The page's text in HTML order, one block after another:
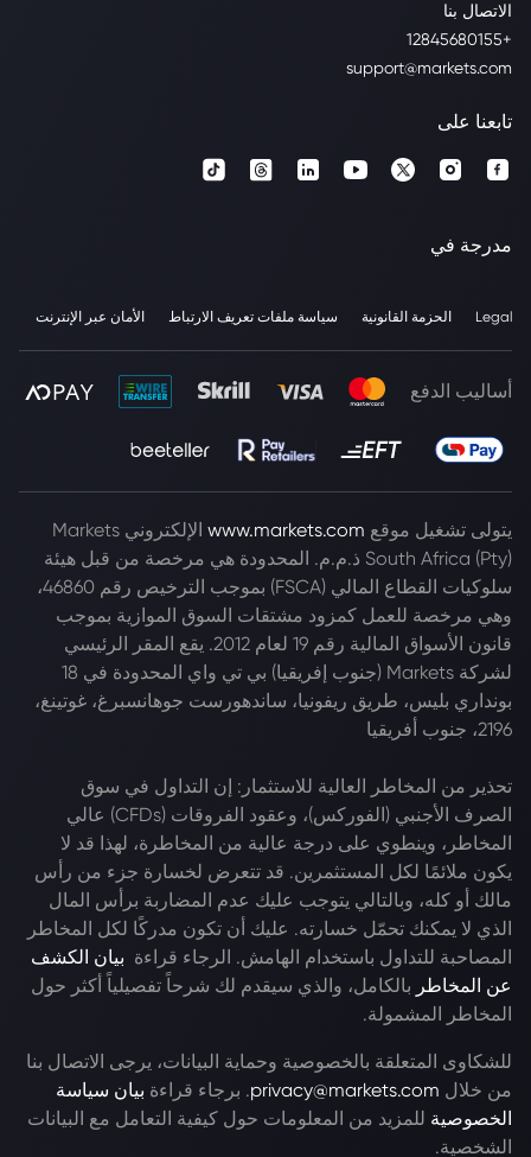
الاتصال بنا
+12845680155
support@markets.com
تابعنا على
مدرجة في
Legal الحزمة القانونية سياسة ملفات تعريف الارتباط الأمان عبر الإنترنت
أساليب الدفع
يتولى تشغيل موقع www.markets.com
الإلكتروني Markets
South Africa (Pty) ذ.م.م. المحدودة هي مرخصة من قبل هيئة
سلوكيات القطاع المالي (FSCA) بموجب الترخيص رقم 46860،
وهي مرخصة للعمل كمزود مشتقات السوق الموازية بموجب
قانون الأسواق المالية رقم 19 لعام 2012. يقع المقر الرئيسي
لشركة Markets (جنوب إفريقيا) بي تي واي المحدودة في 18
بونداري بليس، طريق ريفونيا، ساندهورست جوهانسبرغ، غوتينغ،
2196، جنوب أفريقيا
تحذير من المخاطر العالية للاستثمار: إن التداول في سوق
الصرف الأجنبي (الفوركس)، وعقود الفروقات (CFDs) عالي
المخاطر، وينطوي على درجة عالية من المخاطرة، لهذا قد لا
يكون ملائمًا لكل المستثمرين. قد تتعرض لخسارة جزء من رأس
مالك أو كله، وبالتالي يتوجب عليك عدم المضاربة برأس المال
الذي لا يمكنك تحمّل خسارته. عليك أن تكون مدركًا لكل المخاطر
المصاحبة للتداول باستخدام الهامش. الرجاء قراءة بيان الكشف
عن المخاطر بالكامل، والذي سيقدم لك شرحاً تفصيلياً أكثر حول
المخاطر المشمولة.
للشكاوى المتعلقة بالخصوصية وحماية البيانات، يرجى الاتصال بنا
من خلال privacy@markets.com. برجاء قراءة بيان سياسة
الخصوصية للمزيد من المعلومات حول كيفية التعامل مع البيانات
الشخصية.